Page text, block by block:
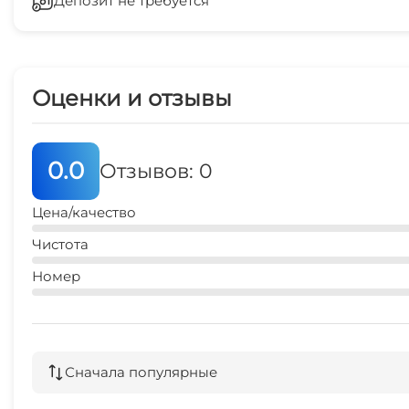
СВЧ
Прокат велосипедов
Оценки и отзывы
0.0 Отзывов: 0
Цена/качество
Чистота
Номер
Сначала популярные